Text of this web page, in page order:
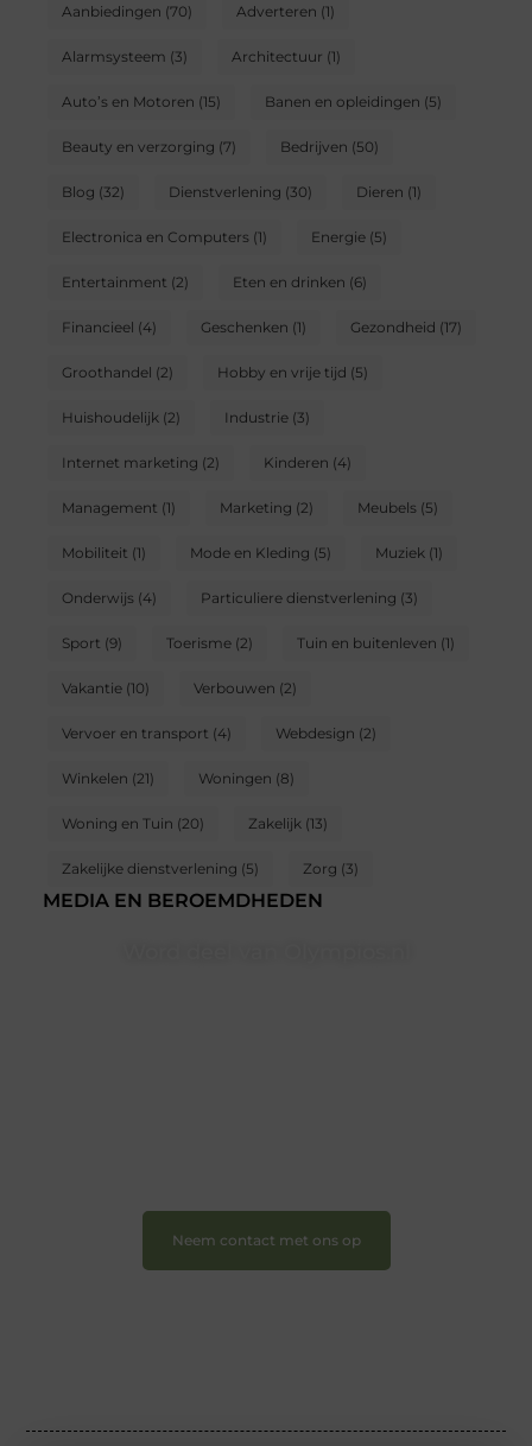
Aanbiedingen (70) Adverteren (1)
Alarmsysteem (3) Architectuur (1)
Auto’s en Motoren (15) Banen en opleidingen (5)
Beauty en verzorging (7) Bedrijven (50)
Blog (32) Dienstverlening (30) Dieren (1)
Electronica en Computers(1) Energie(5)
Entertainment (2) Eten en drinken (6)
Financieel (4) Geschenken (1) Gezondheid (17)
Groothandel (2) Hobby en vrije tijd (5)
Huishoudelijk (2) Industrie(3)
Internet marketing (2) Kinderen (4)
Management (1) Marketing (2) Meubels(5)
Mobiliteit (1) Mode en Kleding (5) Muziek (1)
Onderwijs(4) Particuliere dienstverlening (3)
Sport (9) Toerisme(2) Tuin en buitenleven (1)
Vakantie(10) Verbouwen (2)
Vervoer en transport (4) Webdesign (2)
Winkelen (21) Woningen (8)
Woning en Tuin (20) Zakelijk (13)
Zakelijke dienstverlening (5) Zorg (3)
MEDIA EN BEROEMDHEDEN
Neem contact met ons op